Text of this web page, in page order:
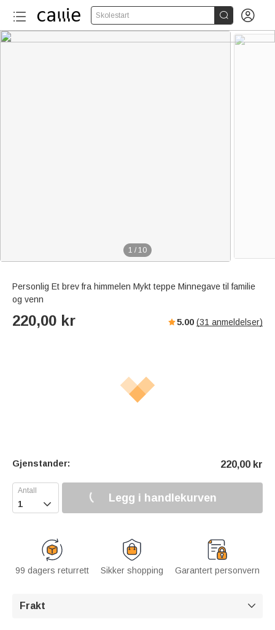
Skolestart  
1 / 10
Personlig Et brev fra himmelen Mykt teppe Minnegave til familie
og venn
220,00 kr 5.00 (31 anmeldelser)
Gjenstander: 220,00 kr
 Legg i handlekurven
99 dagers returrett Sikker shopping Garantert personvern
Frakt 